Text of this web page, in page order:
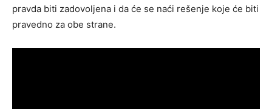
pravda biti zadovoljena i da će se naći rešenje koje će biti
pravedno za obe strane.